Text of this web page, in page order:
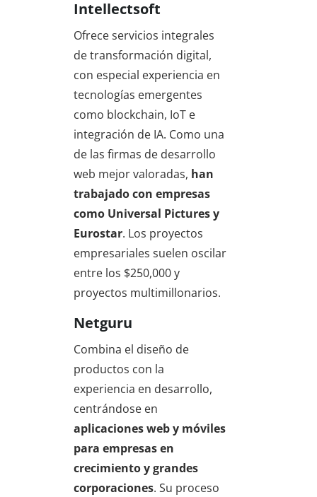
Intellectsoft
Ofrece servicios integrales
de transformación digital,
con especial experiencia en
tecnologías emergentes
como blockchain, IoT e
integración de IA. Como una
de las firmas de desarrollo
web mejor valoradas, han
trabajado con empresas
como Universal Pictures y
Eurostar. Los proyectos
empresariales suelen oscilar
entre los $250,000 y
proyectos multimillonarios.
Netguru
Combina el diseño de
productos con la
experiencia en desarrollo,
centrándose en
aplicaciones web y móviles
para empresas en
crecimiento y grandes
corporaciones. Su proceso